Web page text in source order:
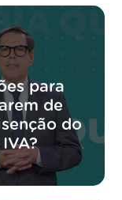
para
de
do